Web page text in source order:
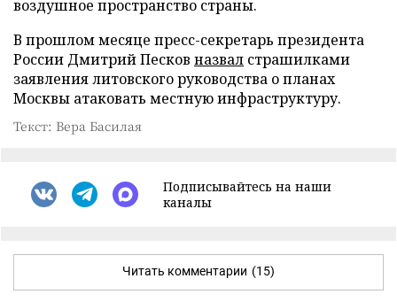
воздушное пространство страны.
В прошлом месяце пресс-секретарь президента
России Дмитрий Песков назвал страшилками
заявления литовского руководства о планах
Москвы атаковать местную инфраструктуру.
Текст: Вера Басилая
Подписывайтесь на наши
каналы
Читать комментарии (15)